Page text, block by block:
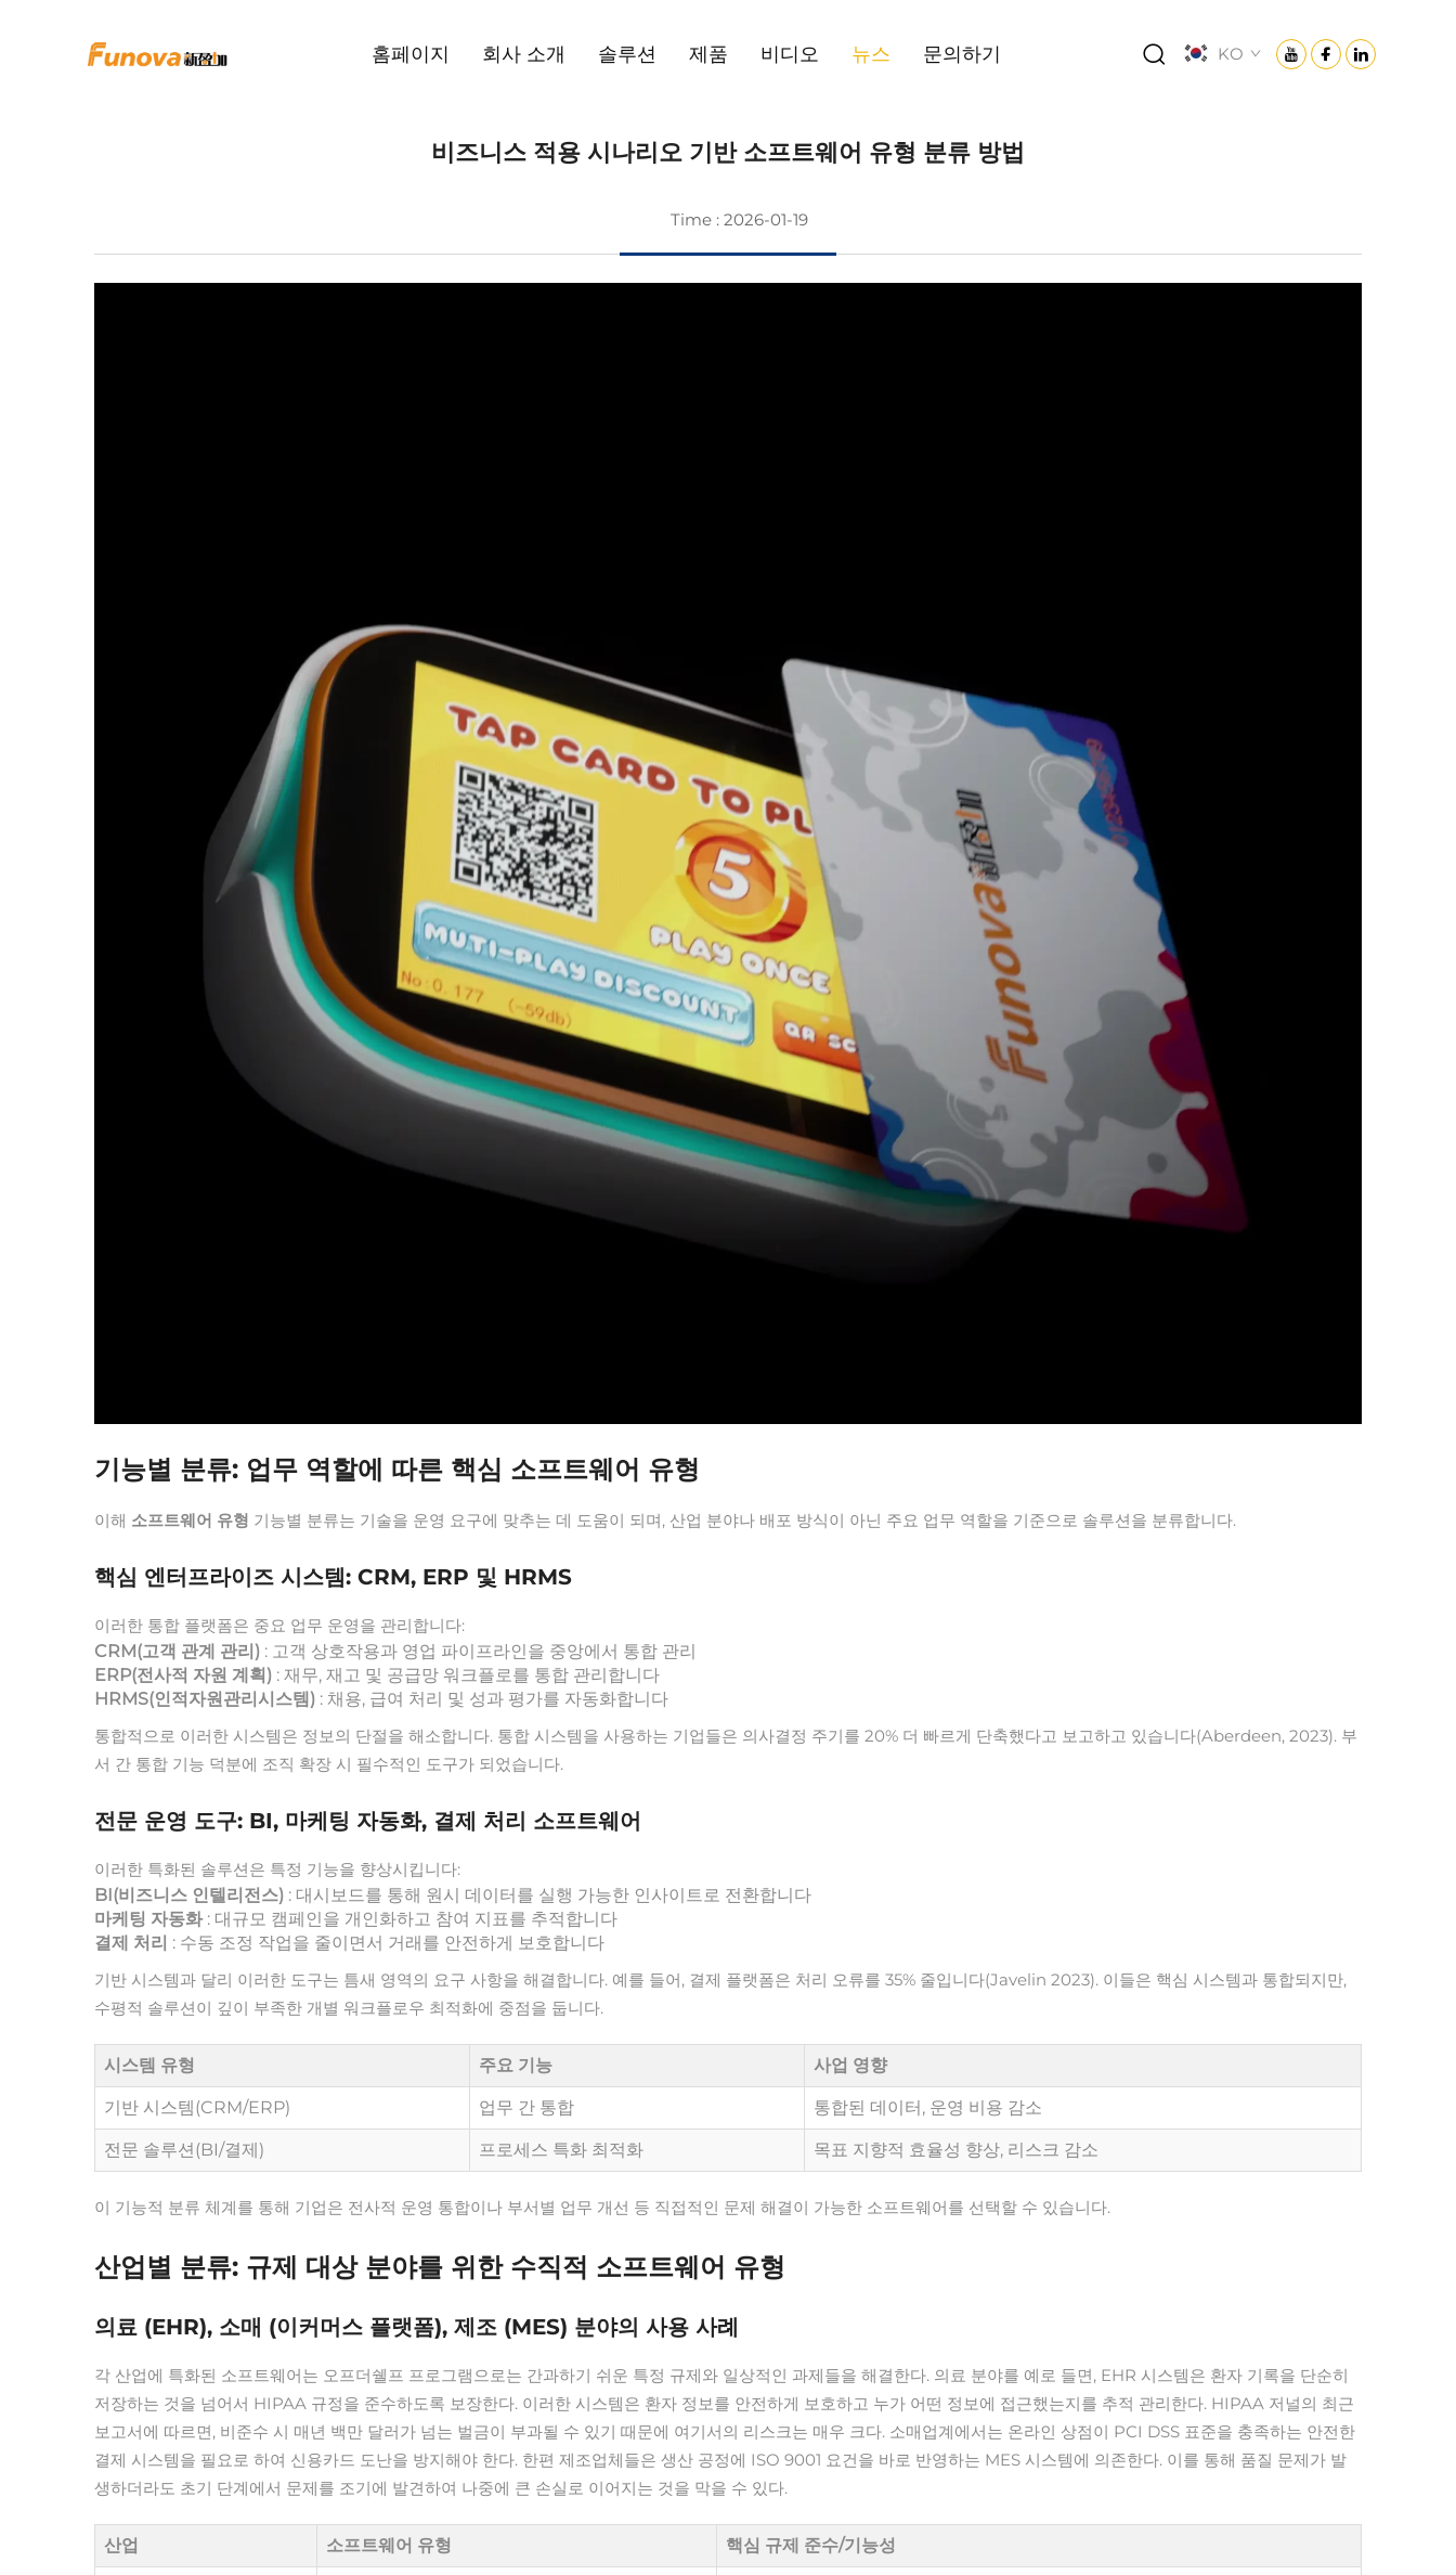
홈페이지 회사 소개 솔루션 제품 비디오 뉴스 문의하기 KO
비즈니스 적용 시나리오 기반 소프트웨어 유형 분류 방법
Time : 2026-01-19
기능별 분류: 업무 역할에 따른 핵심 소프트웨어 유형
이해 소프트웨어 유형 기능별 분류는 기술을 운영 요구에 맞추는 데 도움이 되며, 산업 분야나 배포 방식이 아닌 주요 업무 역할을 기준으로 솔루션을 분류합니다.
핵심 엔터프라이즈 시스템: CRM, ERP 및 HRMS
이러한 통합 플랫폼은 중요 업무 운영을 관리합니다:
CRM(고객 관계 관리) : 고객 상호작용과 영업 파이프라인을 중앙에서 통합 관리
ERP(전사적 자원 계획) : 재무, 재고 및 공급망 워크플로를 통합 관리합니다
HRMS(인적자원관리시스템) : 채용, 급여 처리 및 성과 평가를 자동화합니다
통합적으로 이러한 시스템은 정보의 단절을 해소합니다. 통합 시스템을 사용하는 기업들은 의사결정 주기를 20% 더 빠르게 단축했다고 보고하고 있습니다(Aberdeen, 2023). 부
서 간 통합 기능 덕분에 조직 확장 시 필수적인 도구가 되었습니다.
전문 운영 도구: BI, 마케팅 자동화, 결제 처리 소프트웨어
이러한 특화된 솔루션은 특정 기능을 향상시킵니다:
BI(비즈니스 인텔리전스) : 대시보드를 통해 원시 데이터를 실행 가능한 인사이트로 전환합니다
마케팅 자동화 : 대규모 캠페인을 개인화하고 참여 지표를 추적합니다
결제 처리 : 수동 조정 작업을 줄이면서 거래를 안전하게 보호합니다
기반 시스템과 달리 이러한 도구는 틈새 영역의 요구 사항을 해결합니다. 예를 들어, 결제 플랫폼은 처리 오류를 35% 줄입니다(Javelin 2023). 이들은 핵심 시스템과 통합되지만,
수평적 솔루션이 깊이 부족한 개별 워크플로우 최적화에 중점을 둡니다.
시스템 유형 주요 기능 사업 영향
기반 시스템(CRM/ERP) 업무 간 통합 통합된 데이터, 운영 비용 감소
전문 솔루션(BI/결제) 프로세스 특화 최적화 목표 지향적 효율성 향상, 리스크 감소
이 기능적 분류 체계를 통해 기업은 전사적 운영 통합이나 부서별 업무 개선 등 직접적인 문제 해결이 가능한 소프트웨어를 선택할 수 있습니다.
산업별 분류: 규제 대상 분야를 위한 수직적 소프트웨어 유형
의료 (EHR), 소매 (이커머스 플랫폼), 제조 (MES) 분야의 사용 사례
각 산업에 특화된 소프트웨어는 오프더쉘프 프로그램으로는 간과하기 쉬운 특정 규제와 일상적인 과제들을 해결한다. 의료 분야를 예로 들면, EHR 시스템은 환자 기록을 단순히
저장하는 것을 넘어서 HIPAA 규정을 준수하도록 보장한다. 이러한 시스템은 환자 정보를 안전하게 보호하고 누가 어떤 정보에 접근했는지를 추적 관리한다. HIPAA 저널의 최근
보고서에 따르면, 비준수 시 매년 백만 달러가 넘는 벌금이 부과될 수 있기 때문에 여기서의 리스크는 매우 크다. 소매업계에서는 온라인 상점이 PCI DSS 표준을 충족하는 안전한
결제 시스템을 필요로 하여 신용카드 도난을 방지해야 한다. 한편 제조업체들은 생산 공정에 ISO 9001 요건을 바로 반영하는 MES 시스템에 의존한다. 이를 통해 품질 문제가 발
생하더라도 초기 단계에서 문제를 조기에 발견하여 나중에 큰 손실로 이어지는 것을 막을 수 있다.
산업 소프트웨어 유형 핵심 규제 준수/기능성